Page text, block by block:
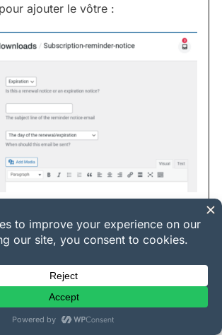
pour ajouter le vôtre :
modifications. C'est tout !
abonnement d'essai
dans WordPress
d'essai gratuit peut être un